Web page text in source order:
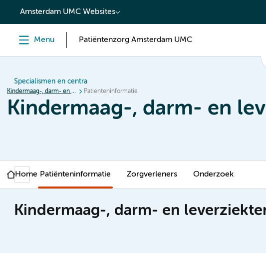
content
Amsterdam UMC Websites
Menu Patiëntenzorg Amsterdam UMC
Specialismen en centra
Kindermaag-, darm- en leverziekten (MDL) Patiënteninformatie
Kindermaag-, darm- en
Home Patiënteninformatie Zorgverleners Onderzoek
Kindermaag-, darm- en